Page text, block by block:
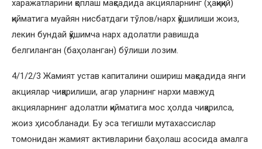
харажатларини қоплаш мақсадида акцияларнинг (ҳақиқий)
қийматига муайян нисбатдаги тўлов/нарх қўшилиши жоиз,
лекин бундай қўшимча нарх адолатли равишда
белгиланган (баҳоланган) бўлиши лозим.
4/1/2/3 Жамият устав капиталини ошириш мақсадида янги
акциялар чиқарилиши, агар уларнинг нархи мавжуд
акцияларнинг адолатли қийматига мос ҳолда чиқарилса,
жоиз ҳисобланади. Бу эса тегишли мутахассислар
томонидан жамият активларини баҳолаш асосида амалга